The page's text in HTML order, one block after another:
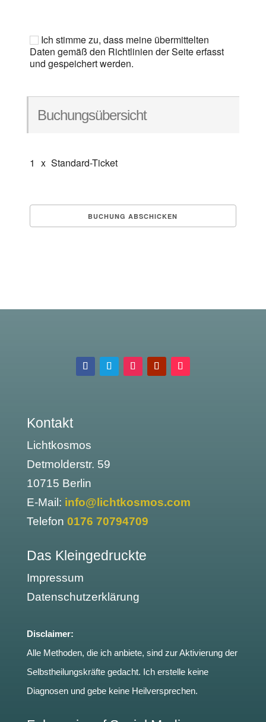
Ich stimme zu, dass meine übermittelten
Daten gemäß den Richtlinien der Seite erfasst
und gespeichert werden.
Buchungsübersicht
1 x Standard-Ticket
Kontakt
Lichtkosmos
Detmolderstr. 59
10715 Berlin
E-Mail: info@lichtkosmos.com
Telefon 0176 70794709
Das Kleingedruckte
Impressum
Datenschutzerklärung
Disclaimer:
Alle Methoden, die ich anbiete, sind zur Aktivierung der
Selbstheilungskräfte gedacht. Ich erstelle keine
Diagnosen und gebe keine Heilversprechen.